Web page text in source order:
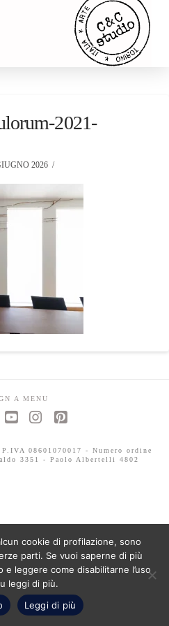
2021-
2026
A MENU
08601070017 - Numero ordine
3351 - Paolo Albertelli 4802
cookie di profilazione, sono
parti. Se vuoi saperne di più
e leggere come disabilitarne l’uso
leggi di più.
Leggi di più